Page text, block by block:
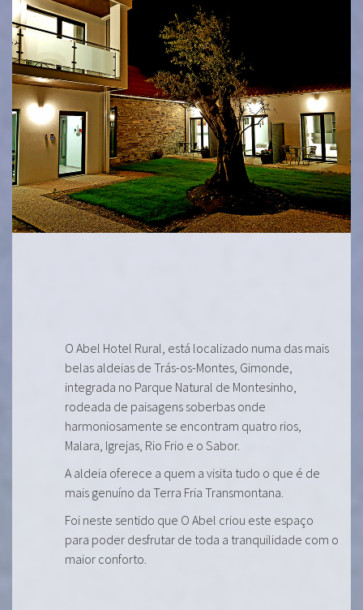
O Abel Hotel Rural, está localizado numa das mais
belas aldeias de Trás-os-Montes, Gimonde,
integrada no Parque Natural de Montesinho,
rodeada de paisagens soberbas onde
harmoniosamente se encontram quatro rios,
Malara, Igrejas, Rio Frio e o Sabor.
A aldeia oferece a quem a visita tudo o que é de
mais genuíno da Terra Fria Transmontana.
Foi neste sentido que O Abel criou este espaço
para poder desfrutar de toda a tranquilidade com o
maior conforto.